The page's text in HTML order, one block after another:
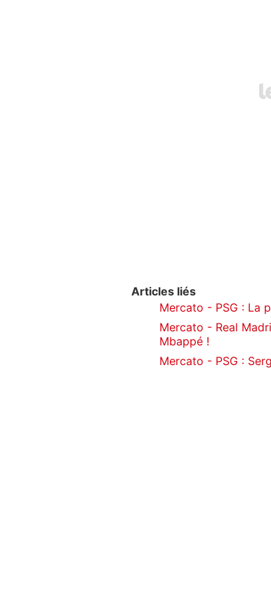
Articles liés
Mercato - PSG : La
Mercato - Real
Mbappé !
Mercato - PSG :